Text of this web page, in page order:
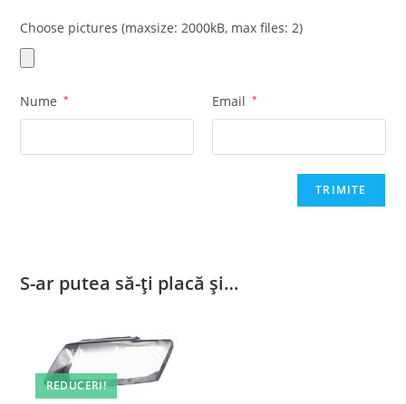
Choose pictures (maxsize: 2000kB, max files: 2)
Nume * Email *
S-ar putea să-ți placă și…
REDUCERI!